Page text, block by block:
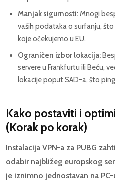
Manjak sigurnosti:Mnogi
vaših podataka o surfanju,
koje očekujemo u EU.
Ograničen izbor lokacija:
servere u Frankfurtu ili Beču,
lokacije poput SAD-a, što
Kako postaviti i
(Korak po korak)
Instalacija VPN-a za PUBG
odabir najbližeg europskog
je iznimno jednostavan na